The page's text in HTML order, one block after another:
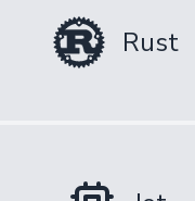
Rust